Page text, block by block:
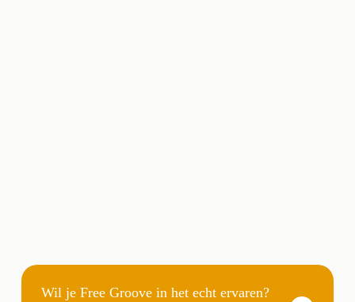
Wil je Free Groove in het echt ervaren?